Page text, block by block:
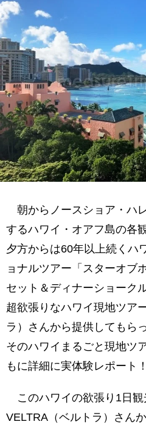
ツアーバスが待って
虹が掛かる中をハワイ
ツアーガイドさん
ツアー参加証シール
最初の目的地はKCCフ
KCCファーマーズ
に
キッチンが付いて
朝からお祭りの賑
マーケット
バスでノースショア方
次の目的地はハワイの
スストーン」
800年以上の時を
場所
パワースポットと
厳な聖地
戻る
ハワイの定番「ドール
朝からノースショア・ハ
するハワイ・オアフ島の各
夕方からは60年以上続くハ
ョナルツアー「スターオブ
セット＆ディナーショーク
超欲張りなハワイ現地ツア
ラ）さんから提供してもら
そのハワイまるごと現地ツ
もに詳細に実体験レポート！
このハワイの欲張り1日観
VELTRA（ベルトラ）さん